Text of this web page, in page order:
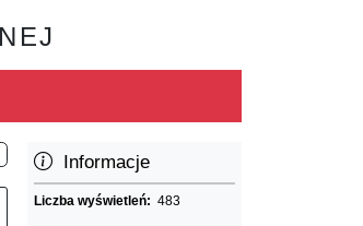
Informacje
Liczba wyświetleń:483